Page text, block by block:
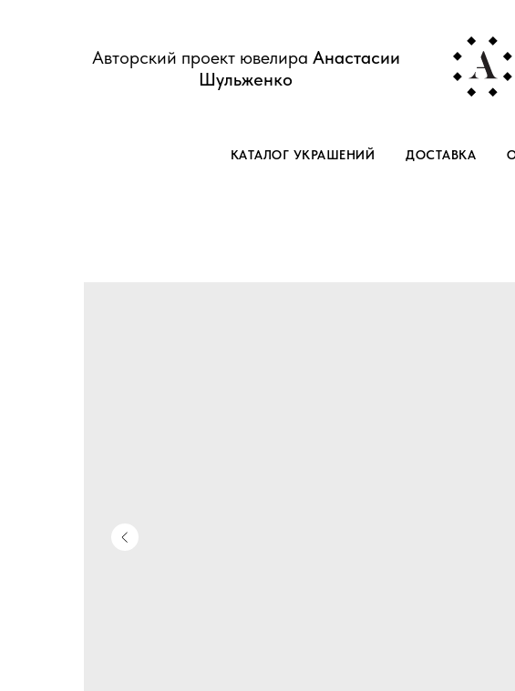
Авторский проект ювелира Анастасии
Шульженко
КАТАЛОГ УКРАШЕНИЙ ДОСТАВКА